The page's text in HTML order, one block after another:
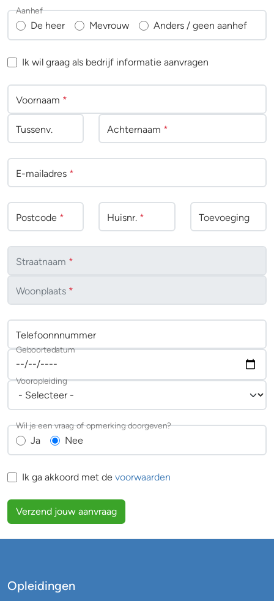
De heer Mevrouw Anders / geen aanhef
Aanhef
Ik wil graag als bedrijf informatie aanvragen
Voornaam *
Tussenv. Achternaam *
E-mailadres *
Postcode * Huisnr. * Toevoeging
Straatnaam *
Woonplaats *
Telefoonnnummer
Geboortedatum
Vooropleiding
Ja Nee
Wil je een vraag of opmerking doorgeven?
Ik ga akkoord met de voorwaarden
Verzend jouw aanvraag
Opleidingen